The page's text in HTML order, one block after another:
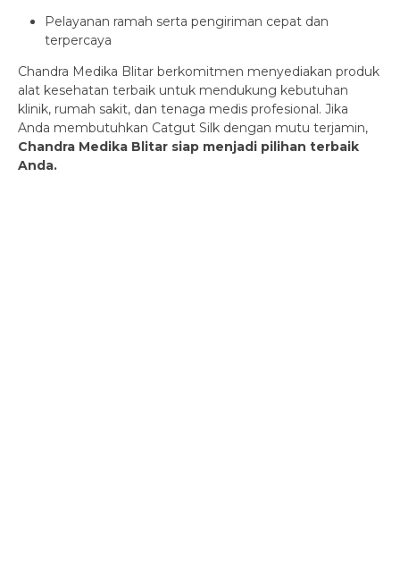
Pelayanan ramah serta pengiriman cepat dan
terpercaya
Chandra Medika Blitar berkomitmen menyediakan produk
alat kesehatan terbaik untuk mendukung kebutuhan
klinik, rumah sakit, dan tenaga medis profesional. Jika
Anda membutuhkan Catgut Silk dengan mutu terjamin,
Chandra Medika Blitar siap menjadi pilihan terbaik
Anda.